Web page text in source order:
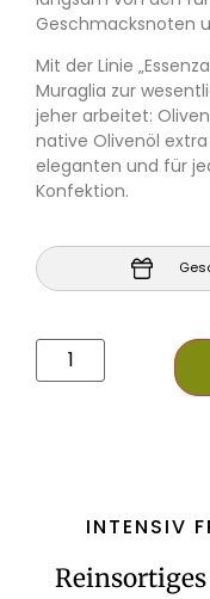
Geschmacksnoten
Mit der Linie
Muraglia zur
jeher arbeitet:
native Olivenöl
eleganten und für
Konfektion.
INTENSIV